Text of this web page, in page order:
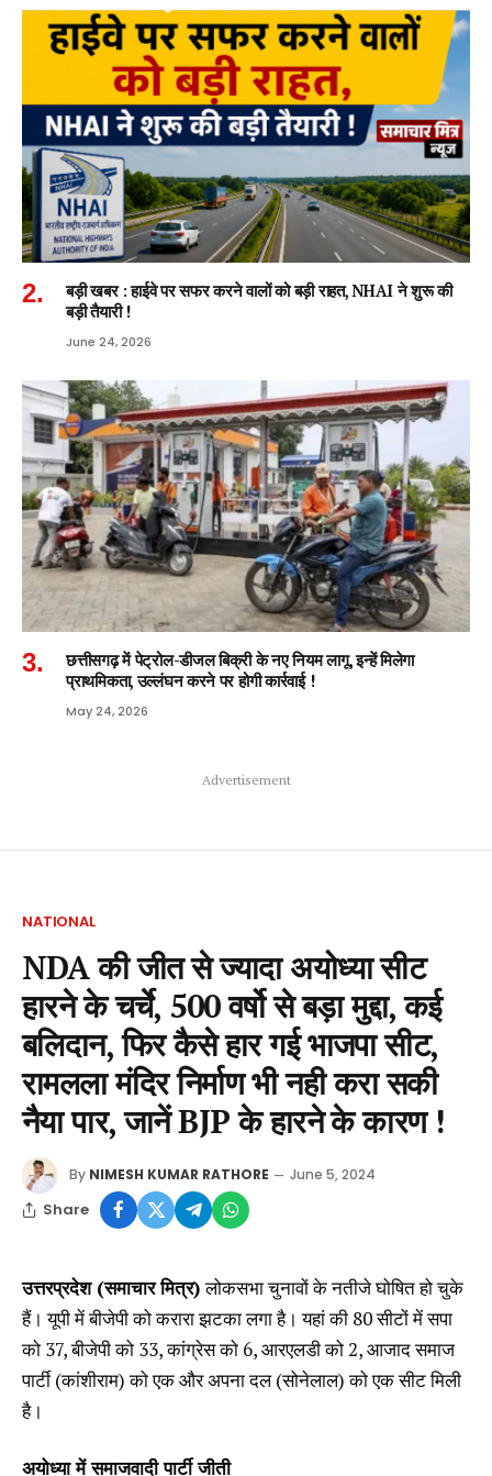
बड़ी खबर : हाईवे पर सफर करने वालों को बड़ी राहत, NHAI ने शुरू की
बड़ी तैयारी !
June 24, 2026
छत्तीसगढ़ में पेट्रोल-डीजल बिक्री के नए नियम लागू, इन्हें मिलेगा
प्राथमिकता, उल्लंघन करने पर होगी कार्रवाई !
May 24, 2026
Advertisement
NATIONAL
NDA की जीत से ज्यादा अयोध्या सीट
हारने के चर्चे, 500 वर्षो से बड़ा मुद्दा, कई
बलिदान, फिर कैसे हार गई भाजपा सीट,
रामलला मंदिर निर्माण भी नही करा सकी
नैया पार, जानें BJP के हारने के कारण !
By NIMESH KUMAR RATHORE June 5, 2024
Share
उत्तरप्रदेश (समाचार मित्र)लोकसभा चुनावों के नतीजे घोषित हो चुके
हैं। यूपी में बीजेपी को करारा झटका लगा है। यहां की 80 सीटों में सपा
को 37, बीजेपी को 33, कांग्रेस को 6, आरएलडी को 2, आजाद समाज
पार्टी (कांशीराम) को एक और अपना दल (सोनेलाल) को एक सीट मिली
है।
अयोध्या में समाजवादी पार्टी जीती